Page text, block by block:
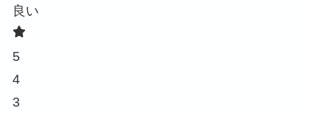
良い
5
4
3